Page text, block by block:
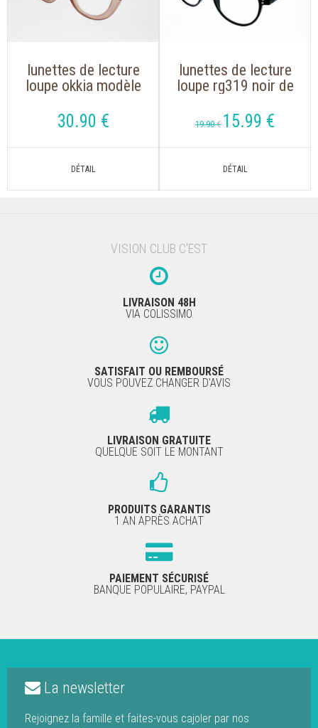
lunettes de lecture
loupe okkia modèle
écaille de forme
rétro
30.90 €
lunettes de lecture
loupe rg319 noir de
19.90 € 15.99 €
VISION CLUB C'EST
LIVRAISON 48H
VIA COLISSIMO
SATISFAIT OU REMBOURSÉ
VOUS POUVEZ CHANGER D'AVIS
LIVRAISON GRATUITE
QUELQUE SOIT LE MONTANT
PRODUITS GARANTIS
1 AN APRÈS ACHAT
PAIEMENT SÉCURISÉ
BANQUE POPULAIRE, PAYPAL
La newsletter
Rejoignez la famille et faites-vous cajoler par nos